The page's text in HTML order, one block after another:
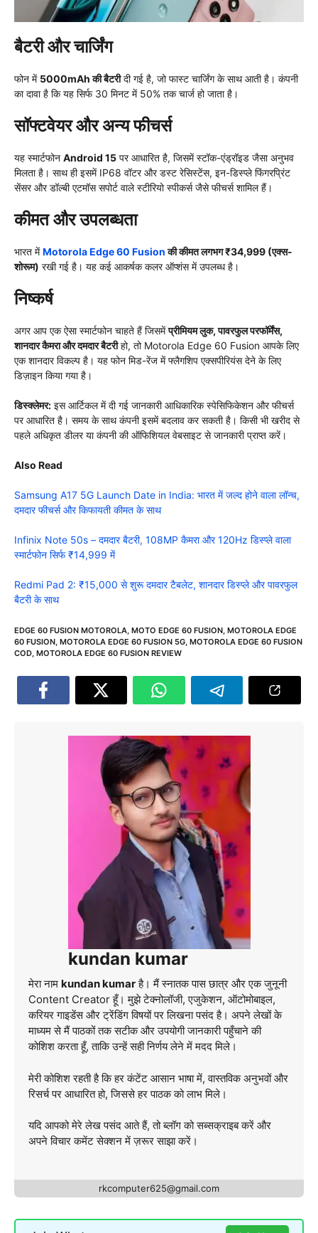
बैटरी और चार्जिंग
फोन में 5000mAh की बैटरीदी गई है, जो फास्ट चार्जिंग के साथ आती है। कंपनी
का दावा है कि यह सिर्फ 30 मिनट में 50% तक चार्ज हो जाता है।
सॉफ्टवेयर और अन्य फीचर्स
यह स्मार्टफोन Android 15 पर आधारित है, जिसमें स्टॉक-एंड्रॉइड जैसा अनुभव
मिलता है। साथ ही इसमें IP68 वॉटर और डस्ट रेसिस्टेंस, इन-डिस्प्ले फिंगरप्रिंट
सेंसर और डॉल्बी एटमॉस सपोर्ट वाले स्टीरियो स्पीकर्स जैसे फीचर्स शामिल हैं।
कीमत और उपलब्धता
भारत मेंMotorola Edge 60 Fusionकी कीमत लगभग ₹34,999 (एक्स-
शोरूम) रखी गई है। यह कई आकर्षक कलर ऑप्शंस में उपलब्ध है।
निष्कर्ष
अगर आप एक ऐसा स्मार्टफोन चाहते हैं जिसमेंप्रीमियम लुक, पावरफुल परफॉर्मेंस,
शानदार कैमरा और दमदार बैटरीहो, तो Motorola Edge 60 Fusion आपके लिए
एक शानदार विकल्प है। यह फोन मिड-रेंज में फ्लैगशिप एक्सपीरियंस देने के लिए
डिज़ाइन किया गया है।
डिस्क्लेमर: इस आर्टिकल में दी गई जानकारी आधिकारिक स्पेसिफिकेशन और फीचर्स
पर आधारित है। समय के साथ कंपनी इसमें बदलाव कर सकती है। किसी भी खरीद से
पहले अधिकृत डीलर या कंपनी की ऑफिशियल वेबसाइट से जानकारी प्राप्त करें।
Also Read
Samsung A17 5G Launch Date in India: भारत में जल्द होने वाला लॉन्च,
दमदार फीचर्स और किफायती कीमत के साथ
Infinix Note 50s – दमदार बैटरी, 108MP कैमरा और 120Hz डिस्प्ले वाला
स्मार्टफोन सिर्फ ₹14,999 में
Redmi Pad 2: ₹15,000 से शुरू दमदार टैबलेट, शानदार डिस्प्ले और पावरफुल
बैटरी के साथ
EDGE 60 FUSION MOTOROLA, MOTO EDGE 60 FUSION, MOTOROLA EDGE
60 FUSION, MOTOROLA EDGE 60 FUSION 5G, MOTOROLA EDGE 60 FUSION
COD, MOTOROLA EDGE 60 FUSION REVIEW
kundan kumar
मेरा नाम kundan kumarहै। मैं स्नातक पास छात्र और एक जुनूनी
Content Creator हूँ। मुझे टेक्नोलॉजी, एजुकेशन, ऑटोमोबाइल,
करियर गाइडेंस और ट्रेंडिंग विषयों पर लिखना पसंद है। अपने लेखों के
माध्यम से मैं पाठकों तक सटीक और उपयोगी जानकारी पहुँचाने की
कोशिश करता हूँ, ताकि उन्हें सही निर्णय लेने में मदद मिले।
मेरी कोशिश रहती है कि हर कंटेंट आसान भाषा में, वास्तविक अनुभवों और
रिसर्च पर आधारित हो, जिससे हर पाठक को लाभ मिले।
यदि आपको मेरे लेख पसंद आते हैं, तो ब्लॉग को सब्सक्राइब करें और
अपने विचार कमेंट सेक्शन में ज़रूर साझा करें।
rkcomputer625@gmail.com